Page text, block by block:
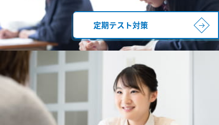
定期テスト対策